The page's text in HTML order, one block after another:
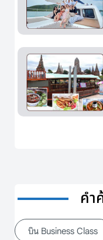
คำ
บิน Business Class